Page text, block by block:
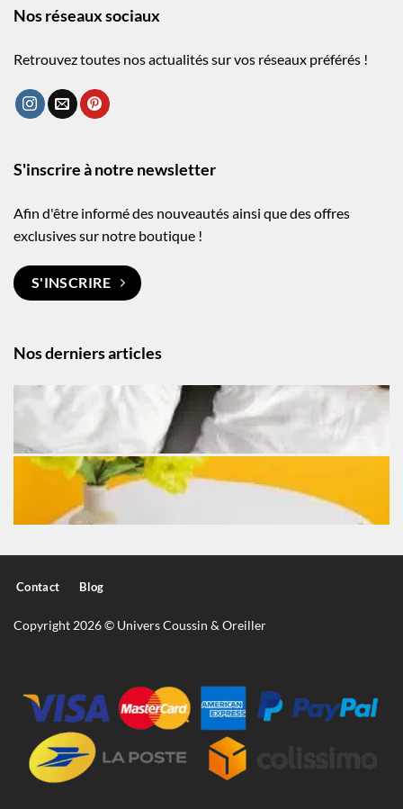
Nos réseaux sociaux
Retrouvez toutes nos actualités sur vos réseaux préférés !
Nos derniers articles
S'inscrire à notre newsletter
Afin d'être informé des nouveautés ainsi que des offres
exclusives sur notre boutique !
S'INSCRIRE
Contact Blog
Copyright 2026 © Univers Coussin & Oreiller